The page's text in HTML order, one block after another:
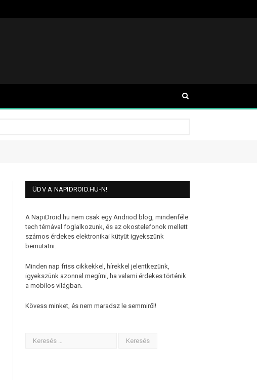
ÜDV A NAPIDROID.HU-N!
A NapiDroid.hu nem csak egy Andriod blog, mindenféle
tech témával foglalkozunk, és az okostelefonok mellett
számos érdekes elektronikai kütyüt igyekszünk
bemutatni.
Minden nap friss cikkekkel, hírekkel jelentkezünk,
igyekszünk azonnal megírni, ha valami érdekes történik
a mobilos világban.
Kövess minket, és nem maradsz le semmiről!